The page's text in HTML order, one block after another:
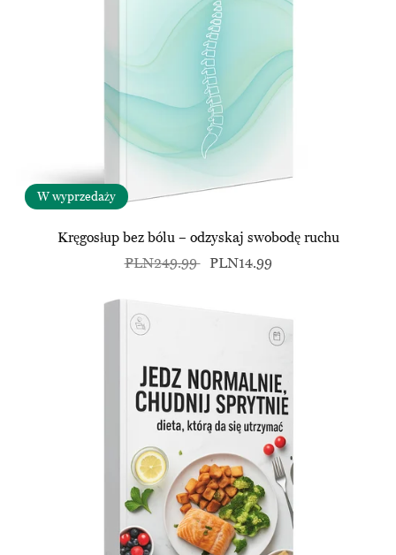
W wyprzedaży
Kręgosłup bez bólu – odzyskaj swobodę ruchu
PLN249.99 PLN14.99